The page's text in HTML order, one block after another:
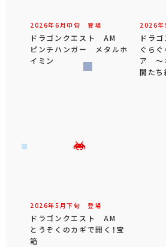
2026年6 月中旬 登場
ドラゴンクエスト AM
ピンチハンガー メタルホ
イミン
2026年
ドラ
ぐら
ア ～
間たち
2026年5 月下旬 登場
ドラゴンクエスト AM
とうぞくのカギで開く！宝
箱